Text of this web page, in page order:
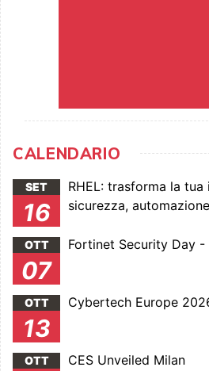
CALENDARIO
SET
16
RHEL: trasforma la
sicurezza,
OTT
07
Fortinet Security Day -
OTT
13
Cybertech Europe
OTT CES Unveiled Milan